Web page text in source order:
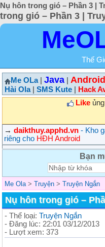
Nụ hôn trong gió – Phần 3 |
trong gió – Phần 3 |
Thế
Me OLa| Java Android
Hài Ola| SMS Kute
Hack
Likeủng
→ daikthuy.apphd.vn - Kho
riêng cho HĐH Android
Bạn
Me Ola > Truyện > Truyện Ngắn
Nụ hôn trong gió –
- Thể loại: Truyện Ngắn
- Đăng lúc: 22:01 03/12/2013
- Lượt xem: 373